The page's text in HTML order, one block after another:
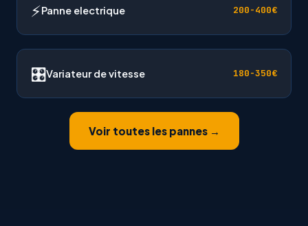
⚡Panne electrique 200-400€
🎛Variateur de vitesse 180-350€
Voir toutes les pannes →